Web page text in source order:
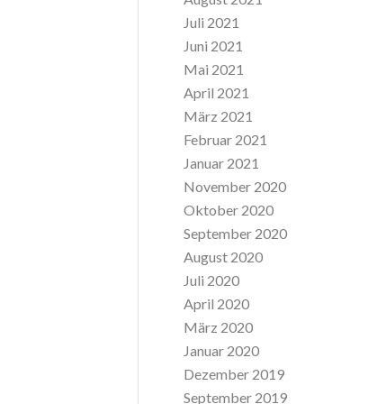
Juli 2021
Juni 2021
Mai 2021
April 2021
März 2021
Februar 2021
Januar 2021
November 2020
Oktober 2020
September 2020
August 2020
Juli 2020
April 2020
März 2020
Januar 2020
Dezember 2019
September 2019